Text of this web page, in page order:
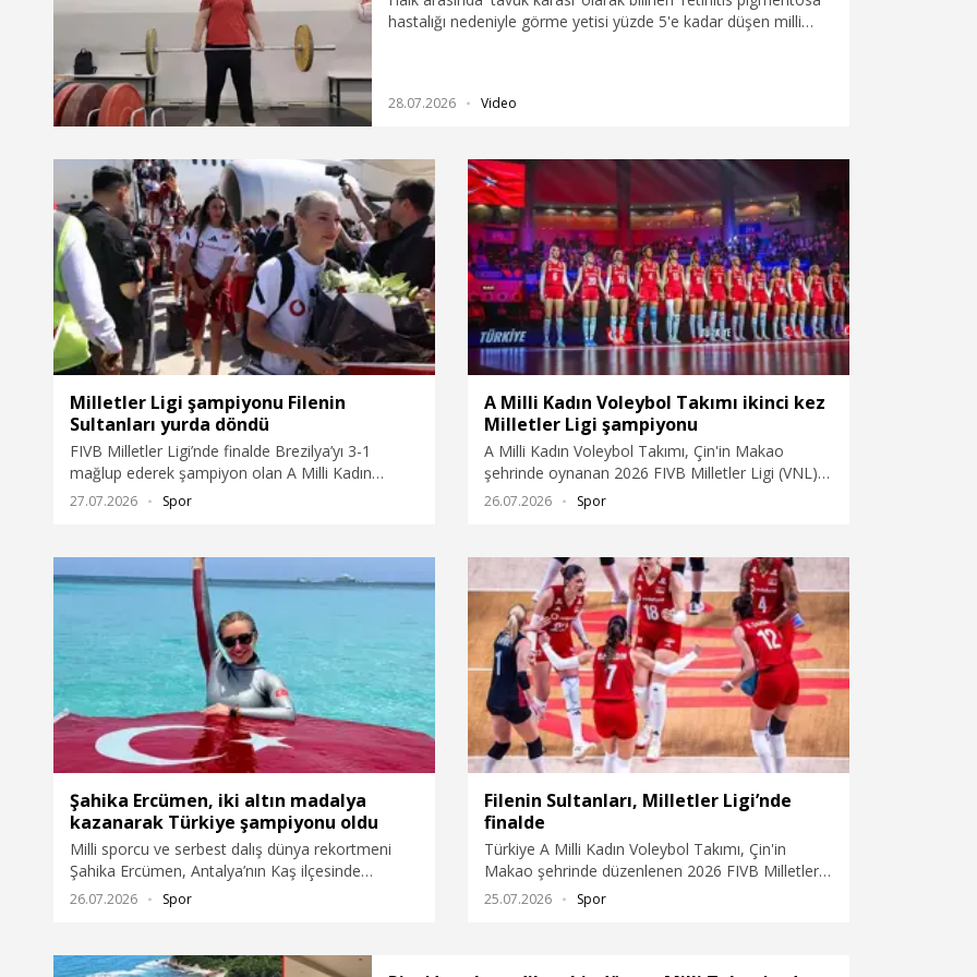
hastalığı nedeniyle görme yetisi yüzde 5'e kadar düşen milli
oldu.
28.07.2026 Video
Milletler Ligi şampiyonu Filenin
Sultanları yurda döndü
FIVB Milletler Ligi’nde finalde Brezilya’yı 3-1
mağlup ederek şampiyon olan A Milli Kadın
Voleybol Takımı, İstanbul Havalimanı’nda
coşkuyla karşılandı.
27.07.2026 Spor
A Milli Kadın Voleybol Takımı ikinci kez
Milletler Ligi şampiyonu
A Milli Kadın Voleybol Takımı, Çin'in Makao
şehrinde oynanan 2026 FIVB Milletler Ligi (VNL)
finalinde Brezilya'yı 3-1 mağlup ederek şampiyon
26.07.2026 Spor
Şahika Ercümen, iki altın madalya
kazanarak Türkiye şampiyonu oldu
Milli sporcu ve serbest dalış dünya rekortmeni
Şahika Ercümen, Antalya’nın Kaş ilçesinde
düzenlenen Serbest Dalış Deniz Açık Su Büyükler,
Türkiye şampiyonu oldu.
26.07.2026 Spor
Filenin Sultanları, Milletler Ligi’nde
finalde
Türkiye A Milli Kadın Voleybol Takımı, Çin'in
Makao şehrinde düzenlenen 2026 FIVB Milletler
Ligi yarı finalinde Çin’i 3-0 mağlup ederek finale
25.07.2026 Spor